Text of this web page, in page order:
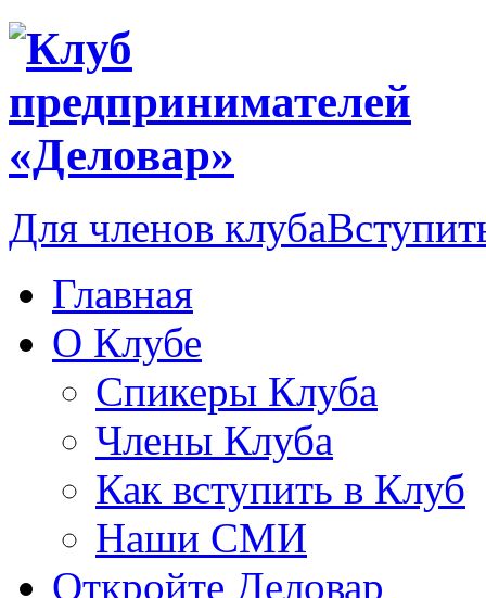
Для членов клуба
Главная
О Клубе
Спикеры Клуба
Члены Клуба
Как вступить в Клуб
Наши СМИ
Откройте Деловар